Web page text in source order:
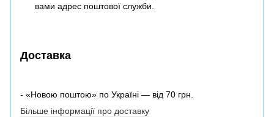
вами адрес поштової служби.
Доставка
- «Новою поштою» по Україні — від 70 грн.
Більше інформації про доставку